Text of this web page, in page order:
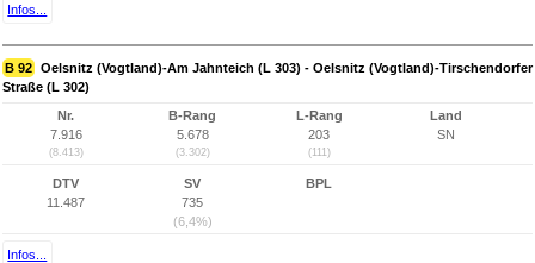
Infos...
B 92 Oelsnitz (Vogtland)-Am Jahnteich (L 303) - Oelsnitz (Vogtland)-Tirschendorfer
Straße (L 302)
Nr.
7.916
(8.413)
B-Rang
5.678
(3.302)
L-Rang
203
(111)
Land
SN
DTV
11.487
SV
735
(6,4%)
BPL
Infos...